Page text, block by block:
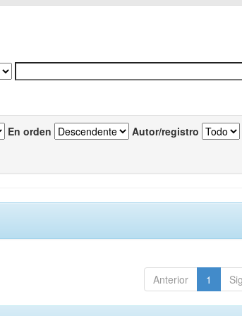
En orden Autor/registro
Anterior 1